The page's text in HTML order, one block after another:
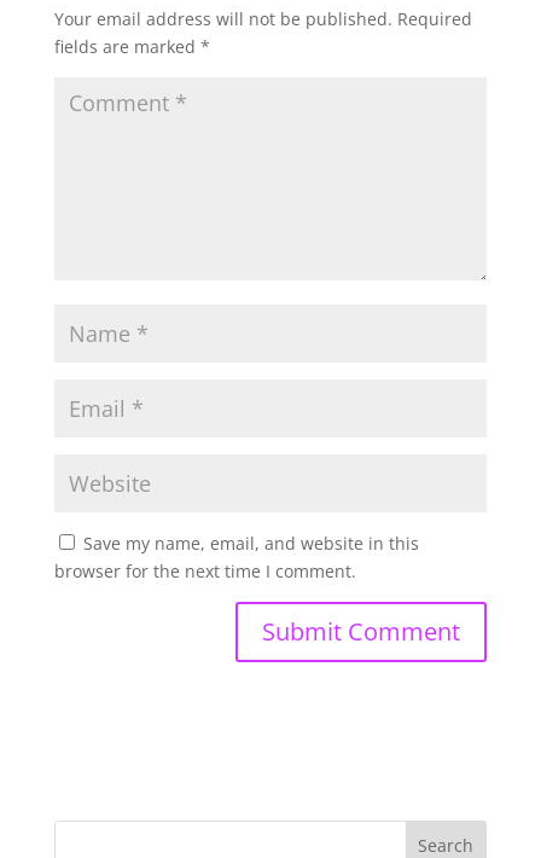
Your email address will not be published. Required
fields are marked *
Save my name, email, and website in this
browser for the next time I comment.
Search